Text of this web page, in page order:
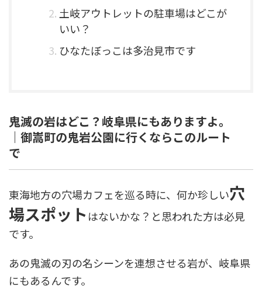
土岐アウトレットの駐車場はどこが
いい？
ひなたぼっこは多治見市です
鬼滅の岩はどこ？岐阜県にもありますよ。
｜御嵩町の鬼岩公園に行くならこのルート
で
東海地方の穴場カフェを巡る時に、何か珍しい穴
場スポット はないかな？と思われた方は必見
です。
あの鬼滅の刃の名シーンを連想させる岩が、岐阜県
にもあるんです。